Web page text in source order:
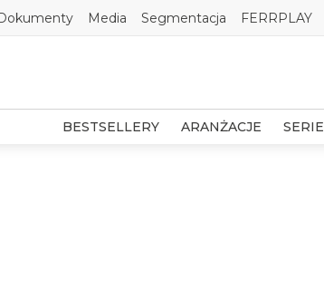
Media Segmentacja FERRPLAY
BESTSELLERY ARANŻACJE SERIE